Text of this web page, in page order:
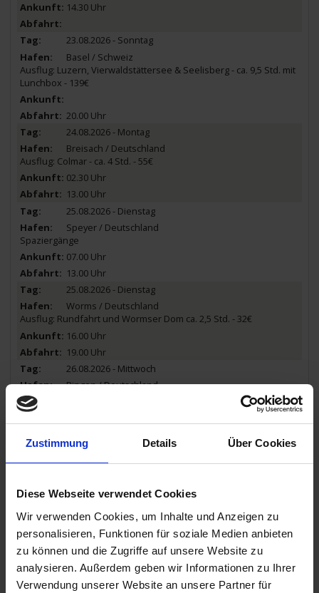
Zustimmung Details Über Cookies
Diese Webseite verwendet Cookies
Wir verwenden Cookies, um Inhalte und Anzeigen zu
personalisieren, Funktionen für soziale Medien anbieten
zu können und die Zugriffe auf unsere Website zu
analysieren. Außerdem geben wir Informationen zu Ihrer
Verwendung unserer Website an unsere Partner für
14.30 Uhr
23.08.2026 - Sonntag
Basel / Schweiz
Ausflug: Luzern, Vierwaldstättersee & Seelisberg - ca. 9,5 Std. mit
Lunchbox - 139€
20.00 Uhr
24.08.2026 - Montag
Breisach / Deutschland
Ausflug: Colmar - ca. 4 Std. - 55€
02.30 Uhr
13.00 Uhr
25.08.2026 - Dienstag
Speyer / Deutschland
Spaziergänge
07.00 Uhr
13.00 Uhr
25.08.2026 - Dienstag
Worms / Deutschland
Ausflug: Rundfahrt und Wormser Dom ca. 2,5 Std. - 32€
16.00 Uhr
19.00 Uhr
26.08.2026 - Mittwoch
Bingen / Deutschland
Ausflug: Auf den Spuren der Heiligen Hildegard - ca. 2,5 Std. - 19€
26.08.2026 - Mittwoch
St. Goarshausen / Deutschland
13.30 Uhr
17.30 Uhr
26.08.2026 - Mittwoch
Koblenz / Deutschland
Spaziergänge
19.30 Uhr